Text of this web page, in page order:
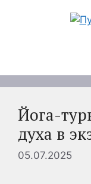
Йога-
духа в
05.07.2025